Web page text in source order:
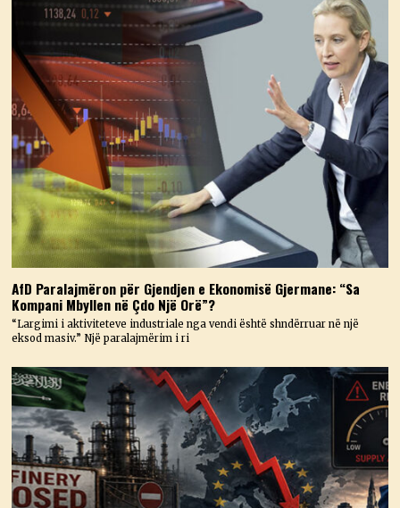
AfD Paralajmëron për Gjendjen e Ekonomisë Gjermane: “Sa
Kompani Mbyllen në Çdo Një Orë”?
“Largimi i aktiviteteve industriale nga vendi është shndërruar në një
eksod masiv.” Një paralajmërim i ri